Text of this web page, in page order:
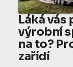
Láká vás
výrobní
na to?
zařídí